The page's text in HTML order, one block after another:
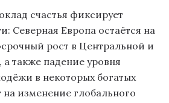
счастья фиксирует
Северная Европа остаётся на
рост в Центральной и
также падение уровня
в некоторых богатых
на изменение глобального